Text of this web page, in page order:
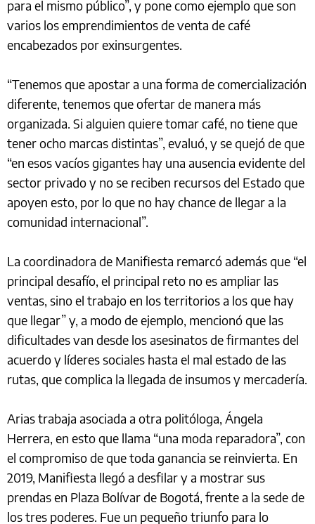
para el mismo público”, y pone como ejemplo que son
varios los emprendimientos de venta de café
encabezados por exinsurgentes.
“Tenemos que apostar a una forma de comercialización
diferente, tenemos que ofertar de manera más
organizada. Si alguien quiere tomar café, no tiene que
tener ocho marcas distintas”, evaluó, y se quejó de que
“en esos vacíos gigantes hay una ausencia evidente del
sector privado y no se reciben recursos del Estado que
apoyen esto, por lo que no hay chance de llegar a la
comunidad internacional”.
La coordinadora de Manifiesta remarcó además que “el
principal desafío, el principal reto no es ampliar las
ventas, sino el trabajo en los territorios a los que hay
que llegar” y, a modo de ejemplo, mencionó que las
dificultades van desde los asesinatos de firmantes del
acuerdo y líderes sociales hasta el mal estado de las
rutas, que complica la llegada de insumos y mercadería.
Arias trabaja asociada a otra politóloga, Ángela
Herrera, en esto que llama “una moda reparadora”, con
el compromiso de que toda ganancia se reinvierta. En
2019, Manifiesta llegó a desfilar y a mostrar sus
prendas en Plaza Bolívar de Bogotá, frente a la sede de
los tres poderes. Fue un pequeño triunfo para lo